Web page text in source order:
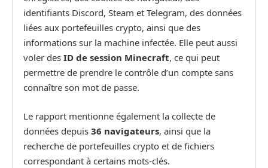
identifiants Discord, Steam et Telegram, des données
liées aux portefeuilles crypto, ainsi que des
informations sur la machine infectée. Elle peut aussi
voler des ID de session Minecraft, ce qui peut
permettre de prendre le contrôle d’un compte sans
connaître son mot de passe.
Le rapport mentionne également la collecte de
données depuis 36 navigateurs, ainsi que la
recherche de portefeuilles crypto et de fichiers
correspondant à certains mots-clés.